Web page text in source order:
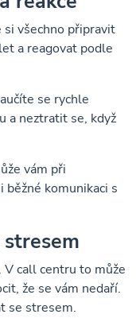
všechno připravit
a reagovat podle
se rychle
a neztratit se, když
vám při
běžné komunikaci s
V call centru to může
že se vám nedaří.
se stresem.